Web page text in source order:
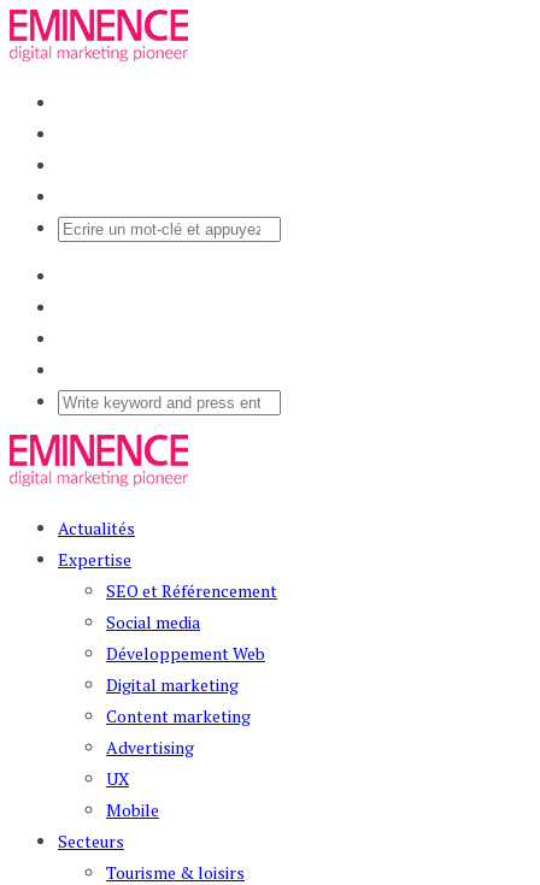
Actualités
Expertise
SEO et Référencement
Social media
Développement Web
Digital marketing
Content marketing
Advertising
UX
Mobile
Secteurs
Tourisme & loisirs